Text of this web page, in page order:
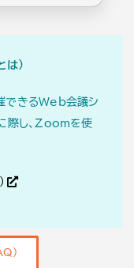
）
できるWeb会議シ
際し、Zoomを使
）